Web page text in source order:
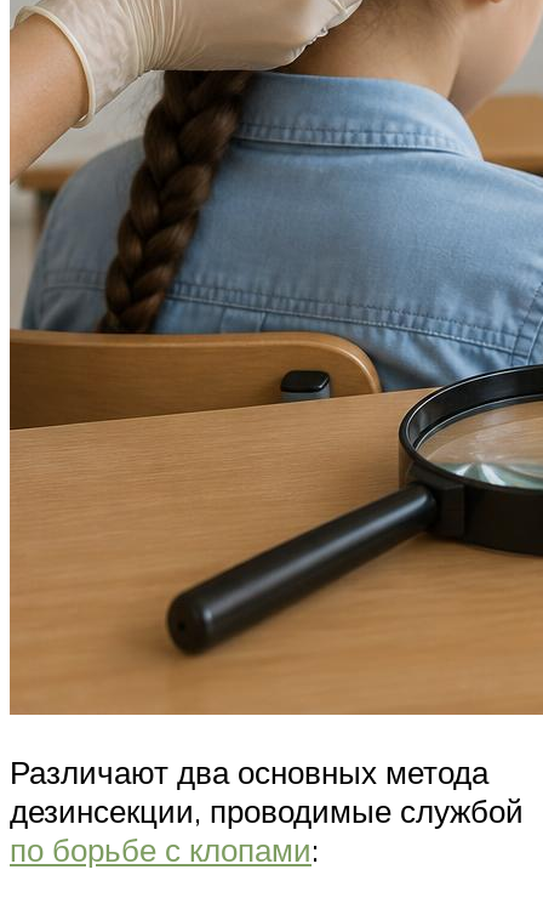
Различают два основных метода
дезинсекции, проводимые службой
по борьбе с клопами: